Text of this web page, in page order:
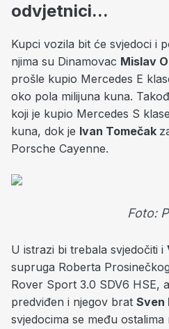
odvjetnici...
Kupci vozila bit će svjedoci i
njima su Dinamovac Mislav
prošle kupio Mercedes E
oko pola milijuna kuna.
koji je kupio Mercedes S
kuna, dok je Ivan Tomečak
Porsche Cayenne.
Foto:
U istrazi bi trebala svjedočiti i
supruga Roberta
Rover Sport 3.0 SDV6 HSE,
predviđen i njegov brat Sven
svjedocima se među ostalima